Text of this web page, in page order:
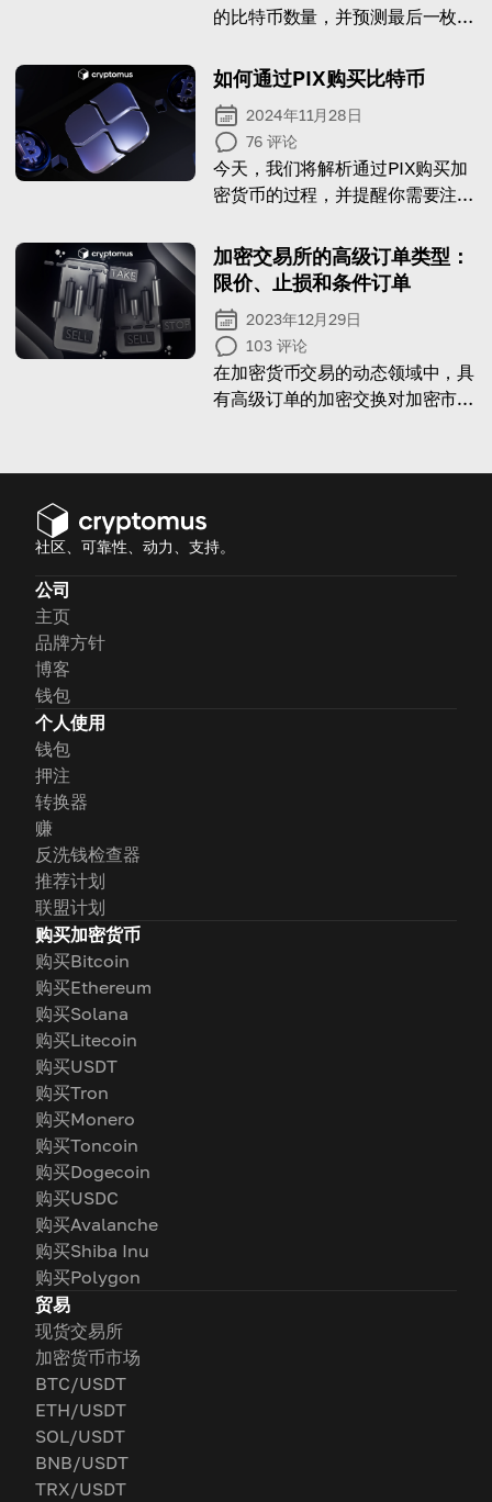
的比特币数量，并预测最后一枚比
如何通过PIX购买比特币
2024年11月28日
76 评论
今天，我们将解析通过PIX购买加
密货币的过程，并提醒你需要注意
加密交易所的高级订单类型：
限价、止损和条件订单
2023年12月29日
103 评论
在加密货币交易的动态领域中，具
有高级订单的加密交换对加密市场
能
社区、可靠性、动力、支持。
公司
主页
品牌方针
博客
钱包
个人使用
钱包
押注
转换器
赚
反洗钱检查器
推荐计划
联盟计划
购买加密货币
购买Bitcoin
购买Ethereum
购买Solana
购买Litecoin
购买USDT
购买Tron
购买Monero
购买Toncoin
购买Dogecoin
购买USDC
购买Avalanche
购买Shiba Inu
购买Polygon
贸易
现货交易所
加密货币市场
BTC/USDT
ETH/USDT
SOL/USDT
BNB/USDT
TRX/USDT